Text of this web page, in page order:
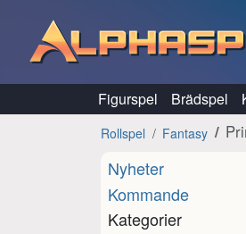
Figurspel Brädspel
Rollspel Fantasy
Nyheter
Kommande
Kategorier